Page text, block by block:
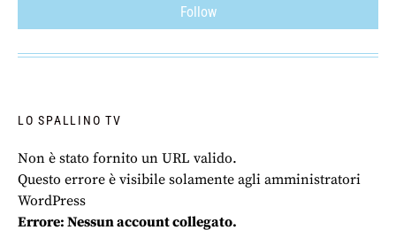
Follow
LO SPALLINO TV
Non è stato fornito un URL valido.
Questo errore è visibile solamente agli amministratori
WordPress
Errore: Nessun account collegato.